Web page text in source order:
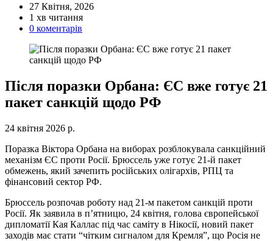
27 Квітня, 2026
Орієнтовний
час
1 хв читання
0 коментарів
Після поразки Орбана: ЄС вже готує 21
пакет санкцій щодо РФ
24 квітня 2026 р.
Поразка Віктора Орбана на виборах розблокувала санкційний
механізм ЄС проти Росії. Брюссель уже готує 21-й пакет
обмежень, який зачепить російських олігархів, РПЦ та
фінансовий сектор РФ.
Брюссель розпочав роботу над 21-м пакетом санкцій проти
Росії. Як заявила в п’ятницю, 24 квітня, голова європейської
дипломатії Кая Каллас під час саміту в Нікосії, новий пакет
заходів має стати “чітким сигналом для Кремля”, що Росія не